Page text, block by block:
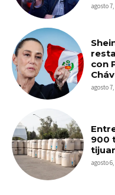
agosto
con
agosto
900
agosto